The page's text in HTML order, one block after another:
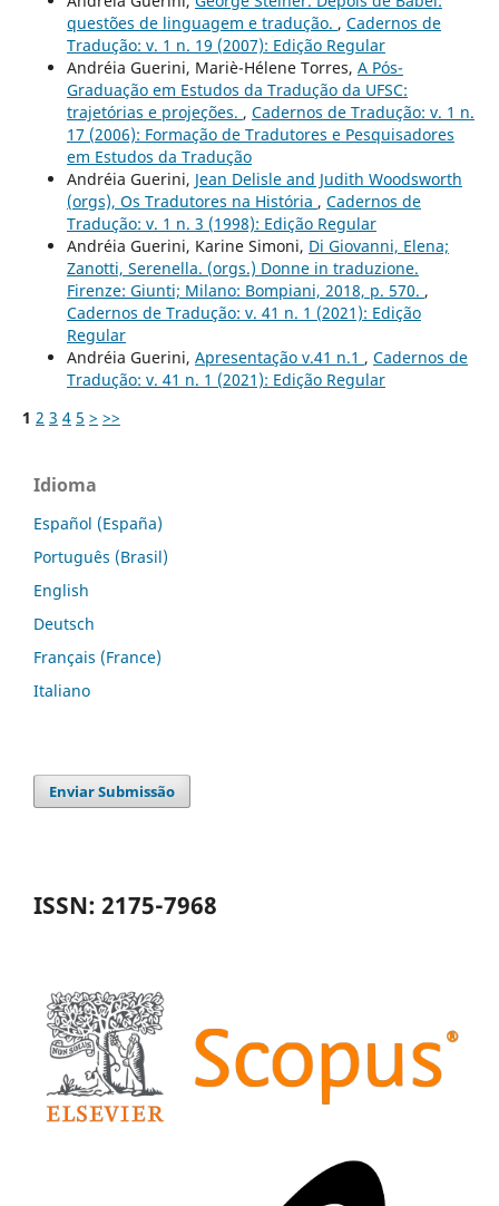
questões de linguagem e tradução. , Cadernos de
Tradução: v. 1 n. 19 (2007): Edição Regular
Andréia Guerini, Mariè-Hélene Torres, A Pós-
Graduação em Estudos da Tradução da UFSC:
trajetórias e projeções. , Cadernos de Tradução: v. 1 n.
17 (2006): Formação de Tradutores e Pesquisadores
em Estudos da Tradução
Andréia Guerini, Jean Delisle and Judith Woodsworth
(orgs), Os Tradutores na História , Cadernos de
Tradução: v. 1 n. 3 (1998): Edição Regular
Andréia Guerini, Karine Simoni, Di Giovanni, Elena;
Zanotti, Serenella. (orgs.) Donne in traduzione.
Firenze: Giunti; Milano: Bompiani, 2018, p. 570. ,
Cadernos de Tradução: v. 41 n. 1 (2021): Edição
Regular
Andréia Guerini, Apresentação v.41 n.1 , Cadernos de
Tradução: v. 41 n. 1 (2021): Edição Regular
1 2 3 4 5 > >>
Idioma
Español (España)
Português (Brasil)
English
Deutsch
Français (France)
Italiano
Enviar Submissão
ISSN: 2175-7968